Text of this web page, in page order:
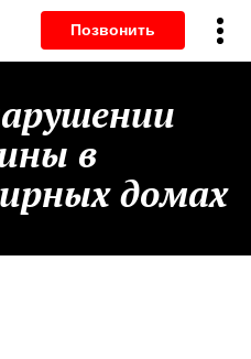
в
домах